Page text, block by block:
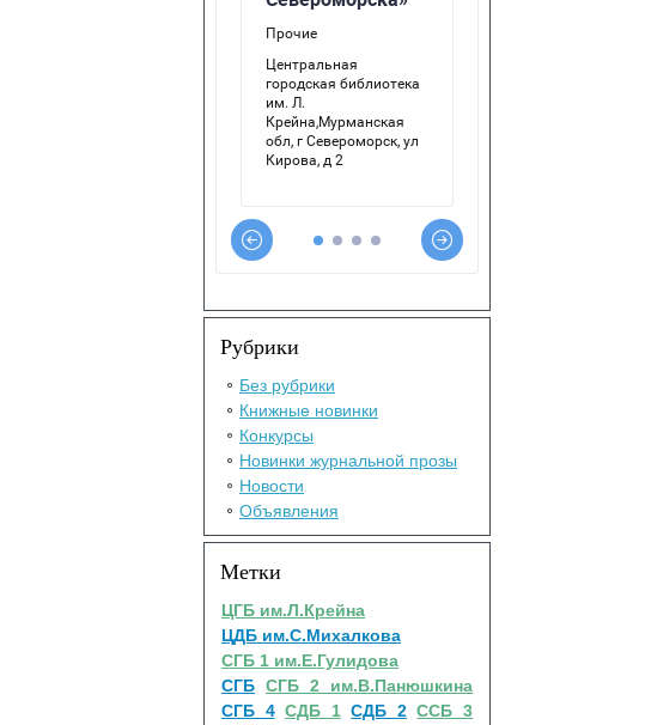
Рубрики
Без рубрики
Книжные новинки
Конкурсы
Новинки журнальной прозы
Новости
Объявления
Метки
ЦГБ им.Л.Крейна
ЦДБ им.С.Михалкова
СГБ 1 им.Е.Гулидова
СГБ СГБ 2 им.В.Панюшкина
СГБ 4 СДБ 1 СДБ 2 ССБ 3